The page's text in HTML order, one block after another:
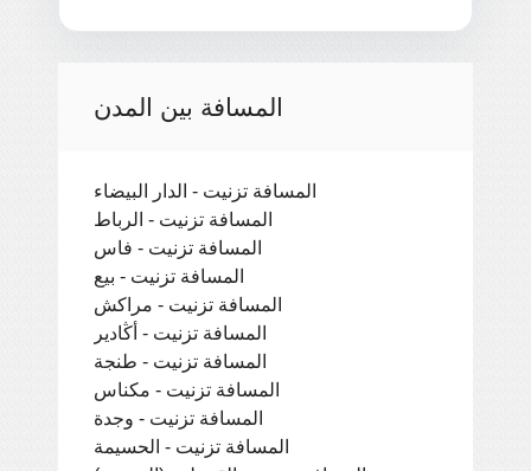
المسافة بين المدن
المسافة تزنيت - الدار البيضاء
المسافة تزنيت - الرباط
المسافة تزنيت - فاس
المسافة تزنيت - بيع
المسافة تزنيت - مراكش
المسافة تزنيت - أڭادير
المسافة تزنيت - طنجة
المسافة تزنيت - مكناس
المسافة تزنيت - وجدة
المسافة تزنيت - الحسيمة